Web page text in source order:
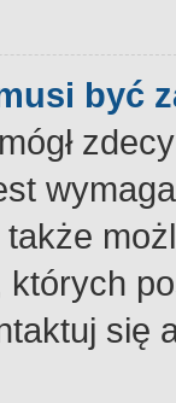
być
się